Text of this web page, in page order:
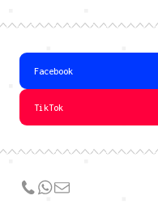
Facebook
TikTok